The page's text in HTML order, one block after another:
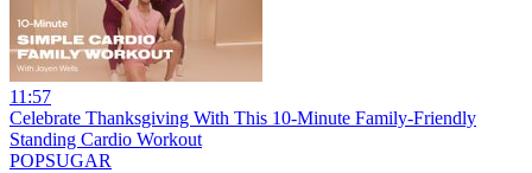
11:57
Celebrate Thanksgiving With This 10-Minute Family-Friendly
Standing Cardio Workout
POPSUGAR